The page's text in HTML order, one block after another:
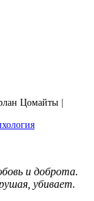
Цомайты
и доброта.
убивает.